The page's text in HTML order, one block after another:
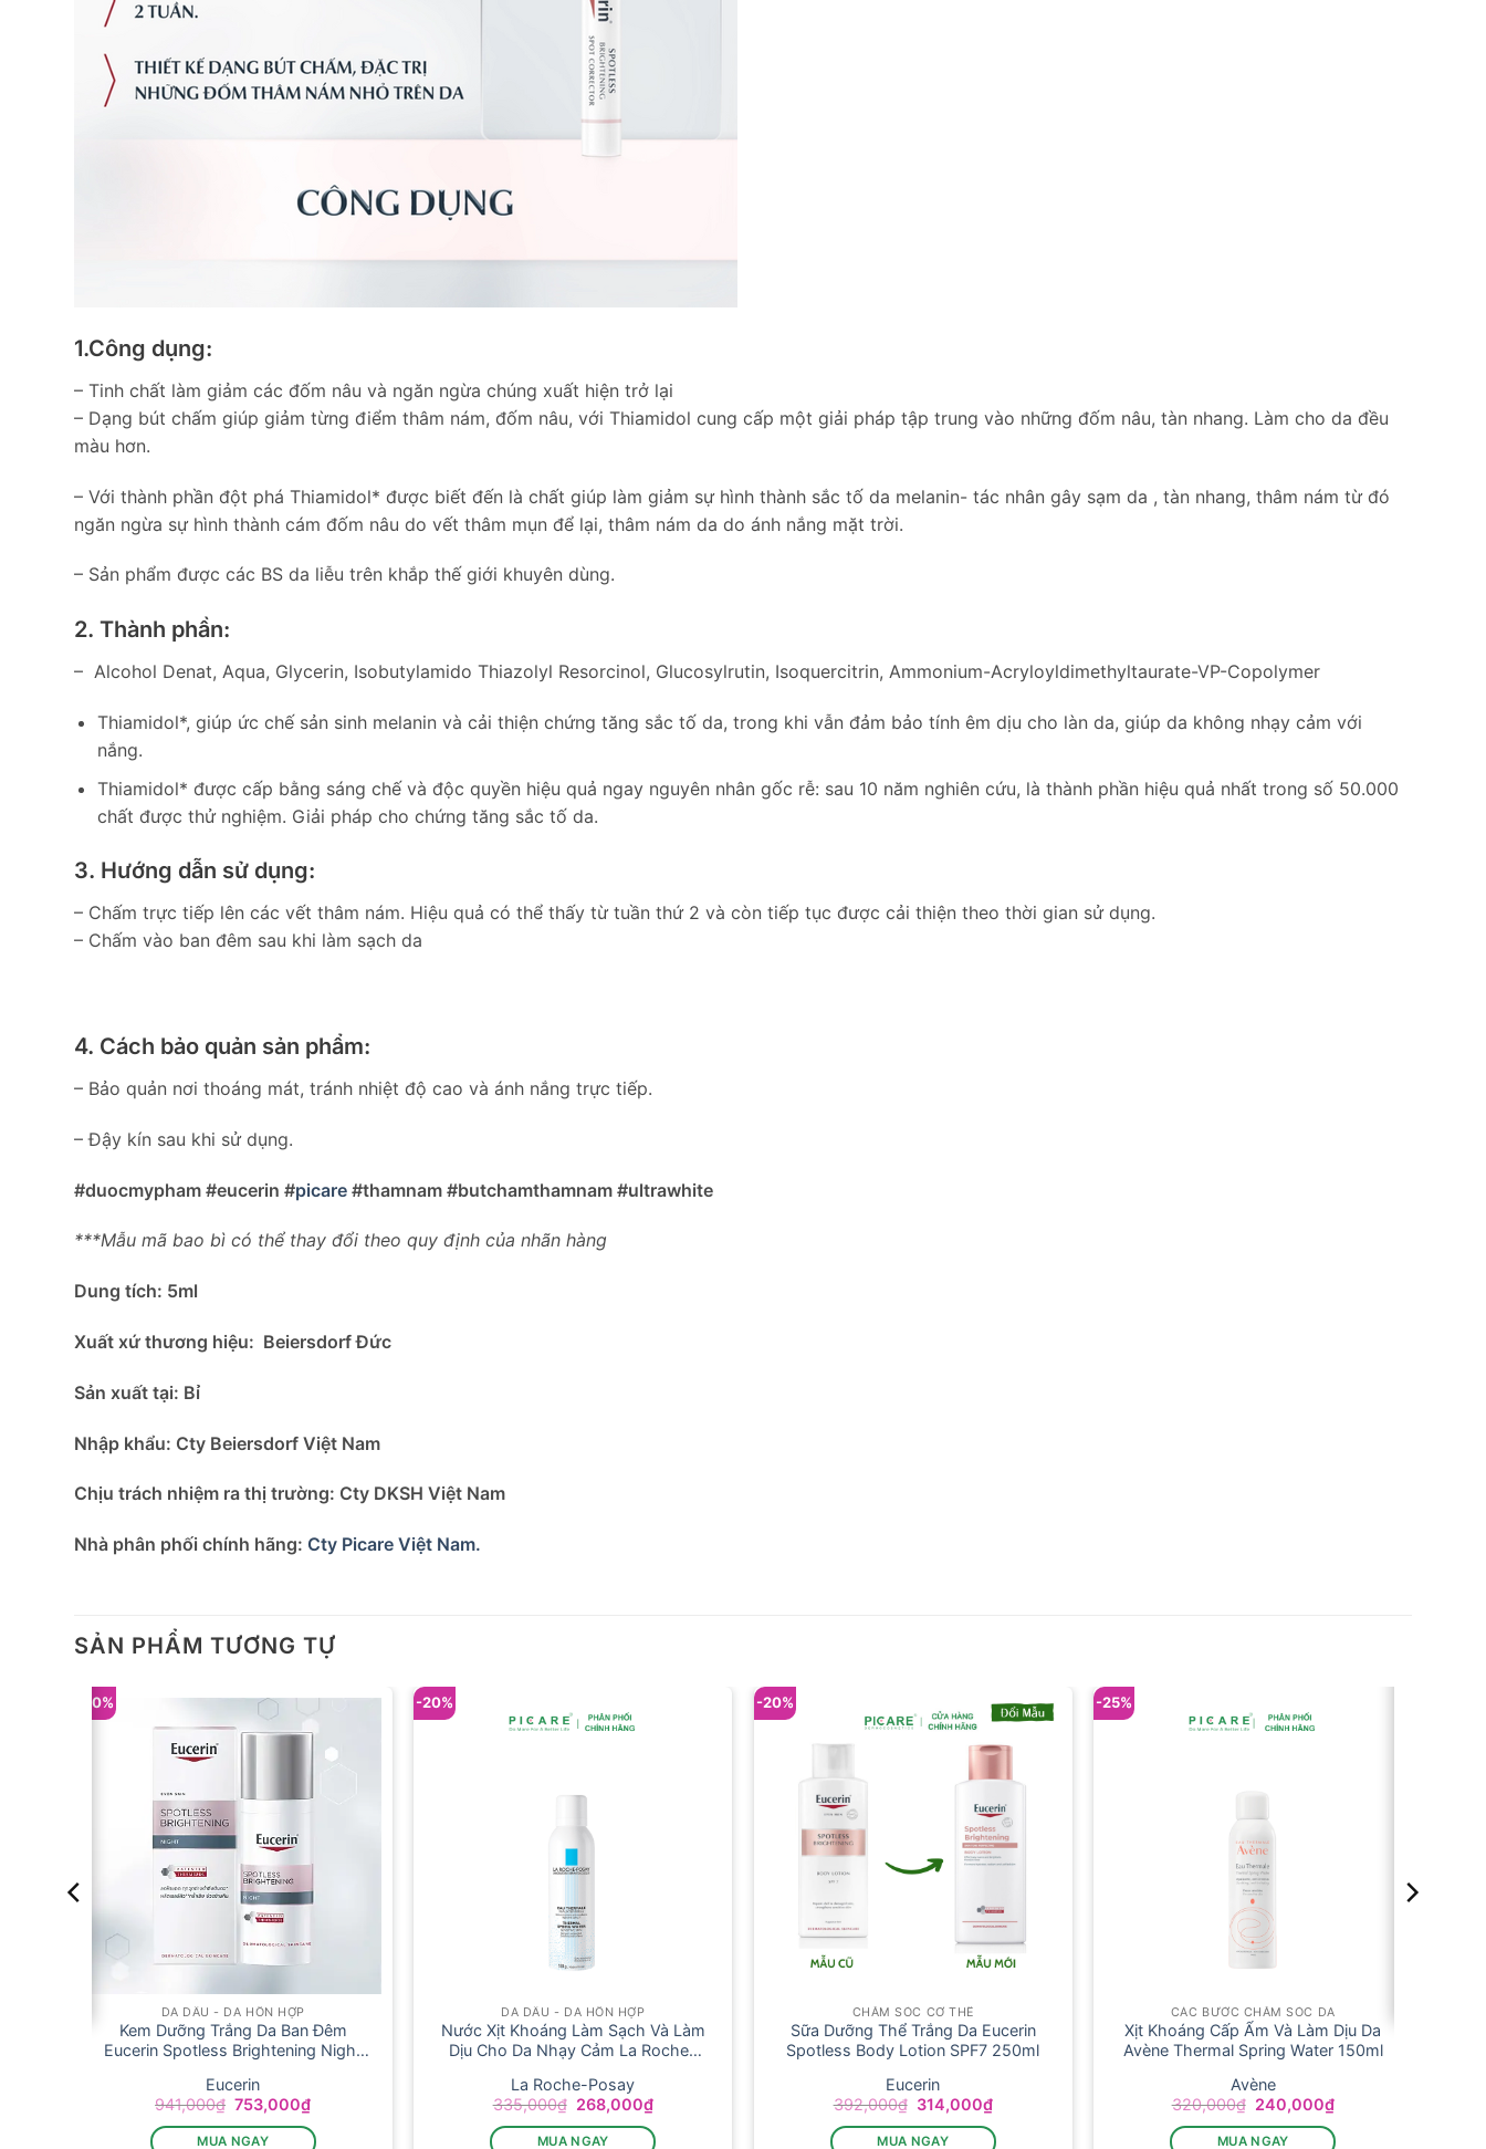
1.Công dụng:
– Tinh chất làm giảm các đốm nâu và ngăn ngừa chúng xuất hiện trở lại
– Dạng bút chấm giúp giảm từng điểm thâm nám, đốm nâu, với Thiamidol cung cấp một giải pháp tập trung vào những đốm nâu, tàn nhang. Làm cho da đều
màu hơn.
– Với thành phần đột phá Thiamidol* được biết đến là chất giúp làm giảm sự hình thành sắc tố da melanin- tác nhân gây sạm da , tàn nhang, thâm nám từ đó
ngăn ngừa sự hình thành cám đốm nâu do vết thâm mụn để lại, thâm nám da do ánh nắng mặt trời.
– Sản phẩm được các BS da liễu trên khắp thế giới khuyên dùng.
2. Thành phần:
– Alcohol Denat, Aqua, Glycerin, Isobutylamido Thiazolyl Resorcinol, Glucosylrutin, Isoquercitrin, Ammonium-Acryloyldimethyltaurate-VP-Copolymer
Thiamidol*, giúp ức chế sản sinh melanin và cải thiện chứng tăng sắc tố da, trong khi vẫn đảm bảo tính êm dịu cho làn da, giúp da không nhạy cảm với
nắng.
Thiamidol* được cấp bằng sáng chế và độc quyền hiệu quả ngay nguyên nhân gốc rễ: sau 10 năm nghiên cứu, là thành phần hiệu quả nhất trong số 50.000
chất được thử nghiệm. Giải pháp cho chứng tăng sắc tố da.
3. Hướng dẫn sử dụng:
– Chấm trực tiếp lên các vết thâm nám. Hiệu quả có thể thấy từ tuần thứ 2 và còn tiếp tục được cải thiện theo thời gian sử dụng.
– Chấm vào ban đêm sau khi làm sạch da
4. Cách bảo quản sản phẩm:
– Bảo quản nơi thoáng mát, tránh nhiệt độ cao và ánh nắng trực tiếp.
– Đậy kín sau khi sử dụng.
#duocmypham #eucerin #picare #thamnam #butchamthamnam #ultrawhite
***Mẫu mã bao bì có thể thay đổi theo quy định của nhãn hàng
Dung tích: 5ml
Xuất xứ thương hiệu: Beiersdorf Đức
Sản xuất tại: Bỉ
Nhập khẩu: Cty Beiersdorf Việt Nam
Chịu trách nhiệm ra thị trường: Cty DKSH Việt Nam
Nhà phân phối chính hãng: Cty Picare Việt Nam.
SẢN PHẨM TƯƠNG TỰ
-20%
DA DẦU - DA HỖN HỢP
Kem Dưỡng Trắng Da Ban Đêm
Eucerin Spotless Brightening Night
Eucerin
941,000₫ Giá
là:
753,000₫Giá
tại
MUA NGAY
-20%
DA DẦU - DA HỖN HỢP
Nước Xịt Khoáng Làm Sạch Và Làm
Dịu Cho Da Nhạy Cảm La Roche-
La Roche-Posay
335,000₫ Giá
là:
268,000₫Giá
hiện
tại
MUA NGAY
-20%
CHĂM SÓC CƠ THỂ
Sữa Dưỡng Thể Trắng Da Eucerin
Spotless Body Lotion SPF7 250ml
Eucerin
392,000₫ Giá
là:
314,000₫Giá
hiện
tại
MUA NGAY
-25%
CÁC BƯỚC CHĂM SÓC DA
Xịt Khoáng Cấp Ẩm Và Làm Dịu Da
Avène Thermal Spring Water 150ml
Avène
320,000₫ Giá
là:
240,000₫Giá
hiện
tại
MUA NGAY